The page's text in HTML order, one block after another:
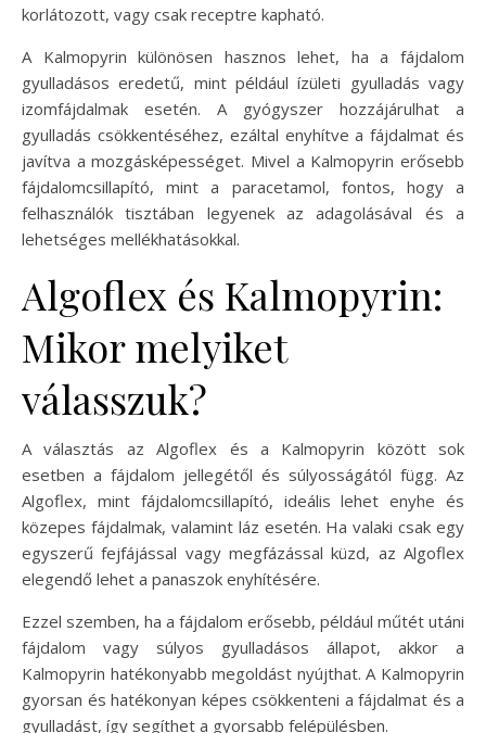
korlátozott, vagy csak receptre kapható.
A Kalmopyrin különösen hasznos lehet, ha a fájdalom
gyulladásos eredetű, mint például ízületi gyulladás vagy
izomfájdalmak esetén. A gyógyszer hozzájárulhat a
gyulladás csökkentéséhez, ezáltal enyhítve a fájdalmat és
javítva a mozgásképességet. Mivel a Kalmopyrin erősebb
fájdalomcsillapító, mint a paracetamol, fontos, hogy a
felhasználók tisztában legyenek az adagolásával és a
lehetséges mellékhatásokkal.
Algoflex és Kalmopyrin:
Mikor melyiket
válasszuk?
A választás az Algoflex és a Kalmopyrin között sok
esetben a fájdalom jellegétől és súlyosságától függ. Az
Algoflex, mint fájdalomcsillapító, ideális lehet enyhe és
közepes fájdalmak, valamint láz esetén. Ha valaki csak egy
egyszerű fejfájással vagy megfázással küzd, az Algoflex
elegendő lehet a panaszok enyhítésére.
Ezzel szemben, ha a fájdalom erősebb, például műtét utáni
fájdalom vagy súlyos gyulladásos állapot, akkor a
Kalmopyrin hatékonyabb megoldást nyújthat. A Kalmopyrin
gyorsan és hatékonyan képes csökkenteni a fájdalmat és a
gyulladást, így segíthet a gyorsabb felépülésben.